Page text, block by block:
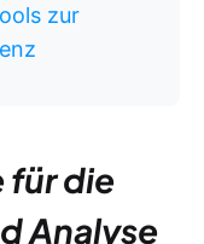
zur
für die
Analyse